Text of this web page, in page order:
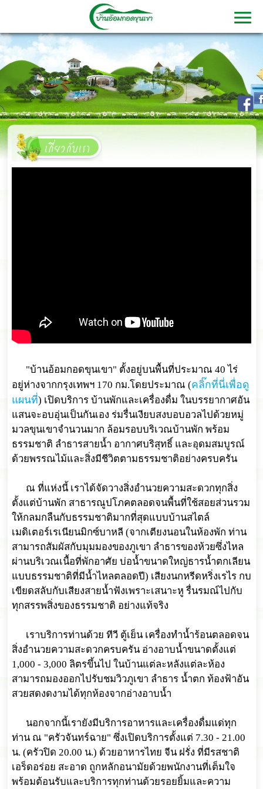
"บ้านอ้อมกอดขุนเขา" ตั้งอยู่บนพื้นที่ประมาณ 40 ไร่
อยู่ห่างจากกรุงเทพฯ 170 กม.โดยประมาณ (คลิ๊กที่นี่เพื่อดู
แผนที่) เปิดบริการ บ้านพักและเครื่องดื่ม ในบรรยากาศอัน
แสนจะอบอุ่นเป็นกันเอง ร่มรื่นเงียบสงบอบอวลไปด้วยหมู่
มวลขุนเขาจำนวนมาก ล้อมรอบบริเวณบ้านพัก พร้อม
ธรรมชาติ ลำธารสายน้ำ อากาศบริสุทธิ์ และอุดมสมบูรณ์
ด้วยพรรณไม้และสิ่งมีชีวิตตามธรรมชาติอย่างครบครัน
ณ ที่แห่งนี้ เราได้จัดวางสิ่งอำนวยความสะดวกทุกสิ่ง
ตั้งแต่บ้านพัก สาธารณูปโภคตลอดจนพื้นที่ใช้สอยส่วนรวม
ให้กลมกลืนกับธรรมชาติมากที่สุดแบบบ้านสไตล์
เมดิเตอร์เรเนียนมิกซ์บาหลี (จากเตียงนอนในห้องพัก ท่าน
สามารถสัมผัสกับมุมมองของภูเขา ลำธารของห้วยซึ่งไหล
ผ่านบริเวณเนื้อที่พักอาศัย บ่อน้ำขนาดใหญ่ธารน้ำตกเลียน
แบบธรรมชาติที่มีน้ำไหลตลอดปี) เสียงนกหรีดหริ่งเรไร กบ
เขียดสลับกับเสียงสายน้ำฟังเพราะเสนาะหู รื่นรมณ์ไปกับ
ทุกสรรพสิ่งของธรรมชาติ อย่างแท้จริง
เราบริการท่านด้วย ทีวี ตู้เย็น เครื่องทำน้ำร้อนตลอดจน
สิ่งอำนวยความสะดวกครบครัน อ่างอาบน้ำขนาดตั้งแต่
1,000 - 3,000 ลิตรขึ้นไป ในบ้านแต่ละหลังแต่ละห้อง
สามารถมองออกไปรับชมวิวภูเขา ลำธาร น้ำตก ท้องฟ้าอัน
สวยสดงดงามได้ทุกห้องจากอ่างอาบน้ำ
นอกจากนี้เรายังมีบริการอาหารและเครื่องดื่มแด่ทุก
ท่าน ณ "ครัวจันทร์ฉาย" ซึ่งเปิดบริการตั้งแต่ 7.30 - 21.00
น. (ครัวปิด 20.00 น.) ด้วยอาหารไทย จีน ฝรั่ง ที่มีรสชาติ
เอร็ดอร่อย สะอาด ถูกหลักอนามัยด้วยพนักงานที่เต็มใจ
พร้อมต้อนรับและบริการทุกท่านด้วยรอยยิ้มและความ